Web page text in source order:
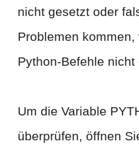
nicht gesetzt oder
Problemen kommen,
Python-Befehle nicht
Um die Variable
überprüfen, öffnen